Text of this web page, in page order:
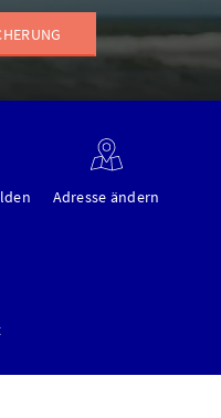
Adresse ändern